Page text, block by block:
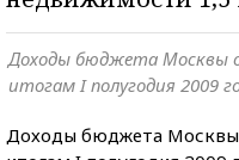
Доходы бюджета Москвы
итогам I полугодия 2009
Доходы бюджета